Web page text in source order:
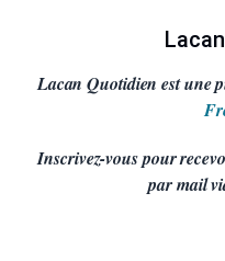
Lacan Quotidien est une
Inscrivez-vous pour
par mail